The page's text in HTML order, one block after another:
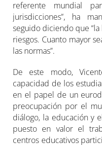
referente mundial
jurisdicciones”, ha
seguido diciendo que “la
riesgos. Cuanto mayor
las normas”.
De este modo,
capacidad de los
en el papel de un
preocupación por el
diálogo, la educación y
puesto en valor el
centros educativos